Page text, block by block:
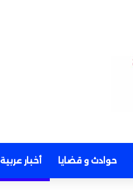
حوادث و قضايا أخبار عربية